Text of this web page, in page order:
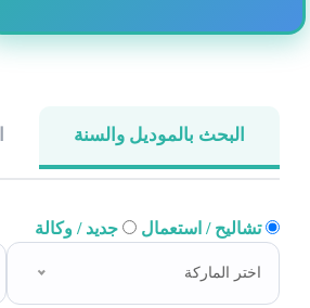
البحث بالموديل والسنة
تشاليح / استعمال جديد / وكالة
اختر الماركة